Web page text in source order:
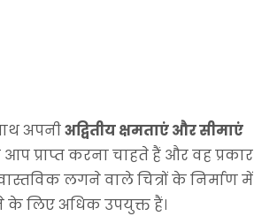
अपनीअद्वितीय क्षमताएं और सीमाएं
प्राप्त करना चाहते हैं और वह प्रकार
लगने वाले चित्रों के निर्माण में
के लिए अधिक उपयुक्त हैं।